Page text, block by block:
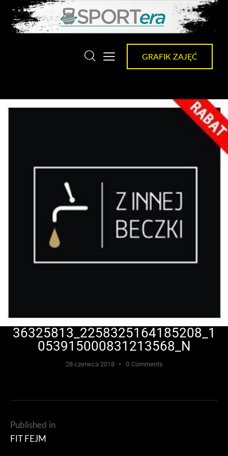
GRAFIK ZAJĘĆ
36325813_2258325164185208_1
053915000831213568_N
28 czerwca 2018 0 Comments
Published in
FIT FEJM